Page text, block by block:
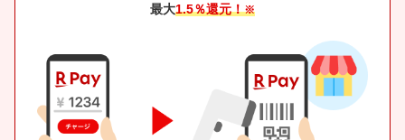
最大1.5％還元！※